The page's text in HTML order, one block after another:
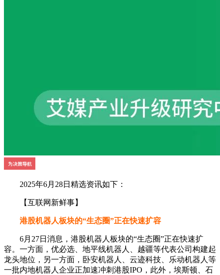
2025年6月28日精选资讯如下：
【互联网新鲜事】
港股机器人板块的“生态圈”正在快速扩容
6月27日消息，港股机器人板块的“生态圈”正在快速扩
容。一方面，优必选、地平线机器人、越疆等代表公司构建起
龙头地位，另一方面，卧安机器人、云迹科技、乐动机器人等
一批内地机器人企业正加速冲刺港股IPO，此外，埃斯顿、石